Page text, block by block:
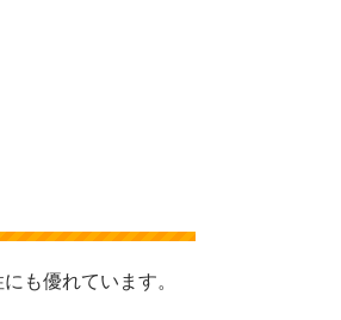
も優れています。